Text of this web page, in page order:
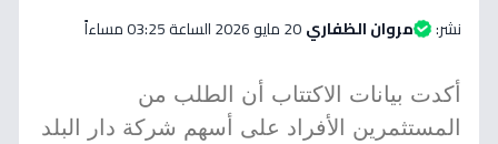
نشر: مروان الظفاري20 مايو 2026 الساعة 03:25 مساءاً
أكدت بيانات الاكتتاب أن الطلب من
المستثمرين الأفراد على أسهم شركة دار البلد